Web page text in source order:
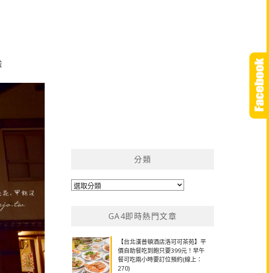
分類
分
GA4即時熱門文章
【台北漢普頓酒店洛可可茶苑】平
價自助餐吃到飽只要399元！早午
餐可吃兩小時要訂位預約(線上：
270)